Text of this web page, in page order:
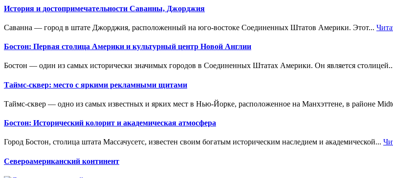
История и достопримечательности Саванны, Джорджия
Саванна — город в штате Джорджия, расположенный на юго-востоке Соединенных Штатов Америки. Этот...
Бостон: Первая столица Америки и культурный центр Новой Англии
Бостон — один из самых исторически значимых городов в Соединенных Штатах Америки. Он является
Таймс-сквер: место с яркими рекламными щитами
Таймс-сквер — одно из самых известных и ярких мест в Нью-Йорке, расположенное на Манхэттене, в районе
Бостон: Исторический колорит и академическая атмосфера
Город Бостон, столица штата Массачусетс, известен своим богатым историческим наследием и академической...
Североамериканский континент